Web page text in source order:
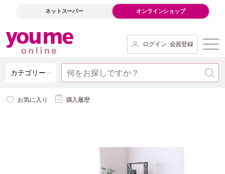
ネットスーパー オンラインショップ
ログイン･会員登録
カテゴリー
お気に入り 購入履歴